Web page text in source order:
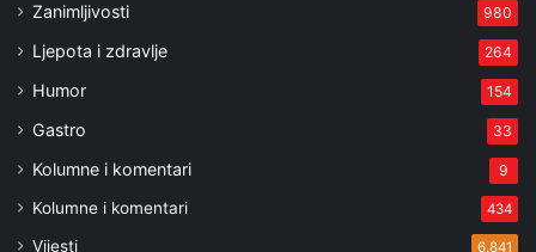
Zanimljivosti 980
Ljepota i zdravlje 264
Humor 154
Gastro 33
Kolumne i komentari 9
Kolumne i komentari 434
Vijesti 6.841